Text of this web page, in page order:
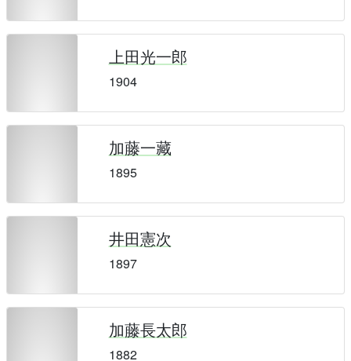
上田光一郎
1904
加藤一藏
1895
井田憲次
1897
加藤長太郎
1882